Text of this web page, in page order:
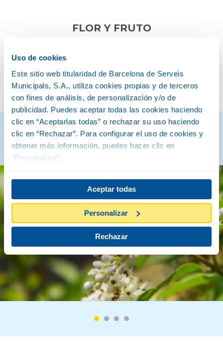
Uso de cookies
Este sitio web titularidad de Barcelona de Serveis
Municipals, S.A., utiliza cookies propias y de terceros
con fines de análisis, de personalización y/o de
publicidad. Puedes aceptar todas las cookies haciendo
clic en “Aceptarlas todas” o rechazar su uso haciendo
clic en “Rechazar”. Para configurar el uso de cookies y
obtener más información, puedes hacer clic en
“Personalizar”.
Aceptar todas
Personalizar
Rechazar
FLOR Y FRUTO
VERANO OTOÑO
Descubre cómo son